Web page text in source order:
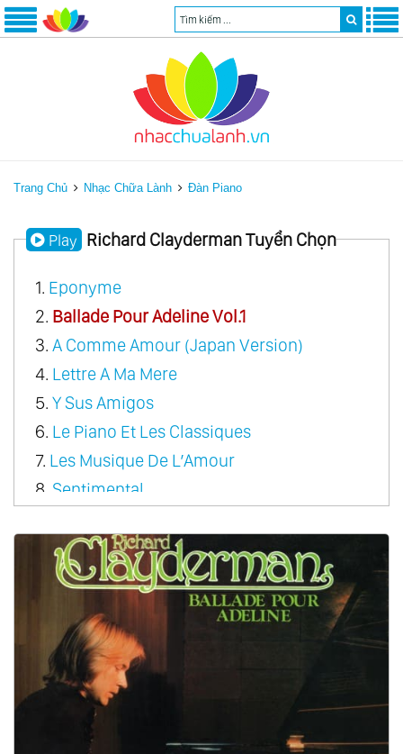
Trang Chủ Nhạc Chữa Lành Đàn Piano
Play Richard Clayderman Tuyển Chọn
1. Eponyme
2. Ballade Pour Adeline Vol.1
3. A Comme Amour (Japan Version)
4. Lettre A Ma Mere
5. Y Sus Amigos
6. Le Piano Et Les Classiques
7. Les Musique De L’Amour
8. Sentimental
10.A Come Amore
11.A Dream Of Love
Couleur Tendresse
Le Premiere Cragnin D’Elsa
14. Fragile Heart
15.
From Paris With Love
Sonata Magic
The Classic Touch